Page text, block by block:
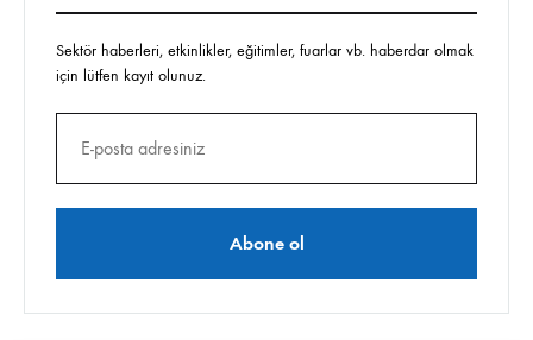
Sektör haberleri, etkinlikler, eğitimler, fuarlar vb. haberdar olmak
için lütfen kayıt olunuz.